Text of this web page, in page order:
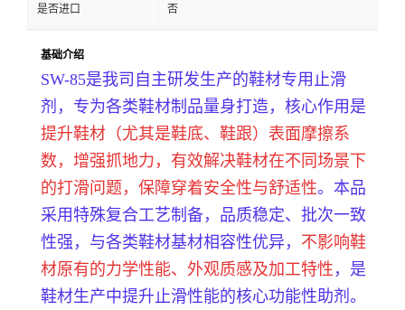
是否进口 否
基础介绍
SW-85是我司自主研发生产的鞋材专用止滑
剂，专为各类鞋材制品量身打造，核心作用是
提升鞋材（尤其是鞋底、鞋跟）表面摩擦系
数，增强抓地力，有效解决鞋材在不同场景下
的打滑问题，保障穿着安全性与舒适性。本品
采用特殊复合工艺制备，品质稳定、批次一致
性强，与各类鞋材基材相容性优异， 不影响鞋
材原有的力学性能、外观质感及加工特性 ，是
鞋材生产中提升止滑性能的核心功能性助剂。